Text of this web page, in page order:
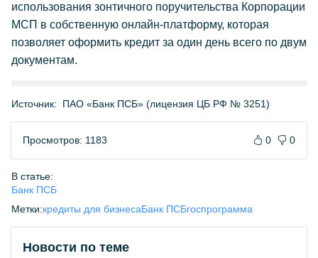
использования зонтичного поручительства Корпорации
МСП в собственную онлайн-платформу, которая
позволяет оформить кредит за один день всего по двум
документам.
Источник: ПАО «Банк ПСБ» (лицензия ЦБ РФ № 3251)
Просмотров: 1183 0 0
В статье:
Банк ПСБ
Метки:кредиты для бизнесаБанк ПСБгоспрограмма
Новости по теме